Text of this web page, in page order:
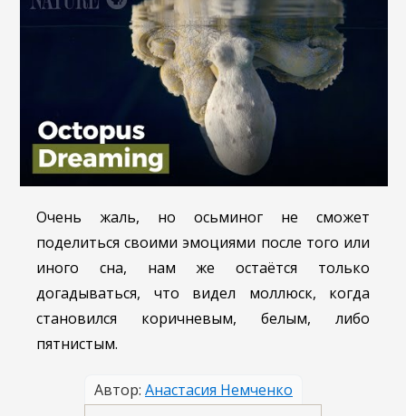
Очень жаль, но осьминог не сможет
поделиться своими эмоциями после того или
иного сна, нам же остаётся только
догадываться, что видел моллюск, когда
становился коричневым, белым, либо
пятнистым.
Автор: Анастасия Немченко